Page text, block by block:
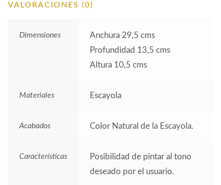
VALORACIONES (0)
Dimensiones
Anchura 29,5 cms
Profundidad 13,5 cms
Altura 10,5 cms
Materiales Escayola
Acabados Color Natural de la Escayola.
Características
Posibilidad de pintar al tono
deseado por el usuario.